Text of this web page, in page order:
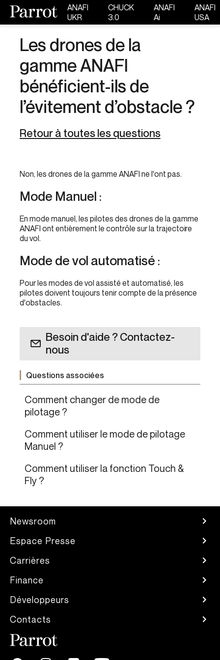
ANAFI
UKR
CHUCK
3.0
ANAFI
Ai
ANAFI
USA
Les drones de la
gamme ANAFI
bénéficient-ils de
l’évitement d’obstacle ?
Retour à toutes les questions
Non, les drones de la gamme ANAFI ne l'ont pas.
Mode Manuel :
En mode manuel, les pilotes des drones de la gamme
ANAFI ont entièrement le contrôle sur la trajectoire
du vol.
Mode de vol automatisé :
Pour les modes de vol assisté et automatisé, les
pilotes doivent toujours tenir compte de la présence
d'obstacles.
Besoin d'aide ? Contactez-
nous
Questions associées
Comment changer de mode de
pilotage ?
Comment utiliser le mode de pilotage
Manuel ?
Comment utiliser la fonction Touch &
Fly ?
Newsroom
Espace Presse
Carrières
Finance
Développeurs
Contacts